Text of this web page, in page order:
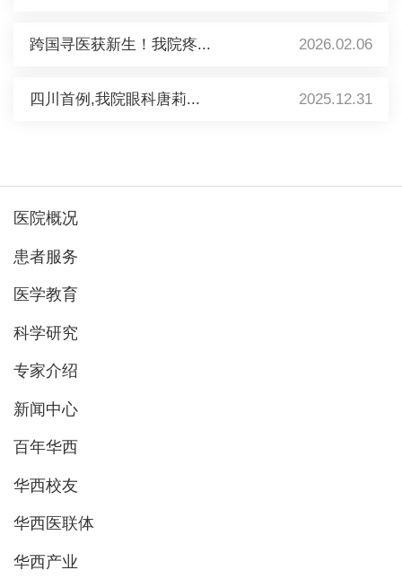
跨国寻医获新生！我院疼... 2026.02.06
四川首例,我院眼科唐莉... 2025.12.31
医院概况
患者服务
医学教育
科学研究
专家介绍
新闻中心
百年华西
华西校友
华西医联体
华西产业